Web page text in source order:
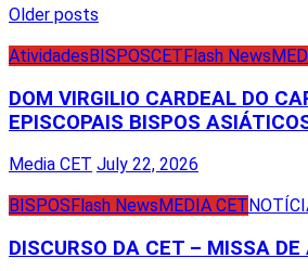
Posts
navigation
Older posts
AtividadesBISPOSCETFlash News
DOM VIRGILIO CARDEAL DO
EPISCOPAIS BISPOS
Media CET July 22, 2026
BISPOS Flash News MEDIA CET
DISCURSO DA CET – MISSA